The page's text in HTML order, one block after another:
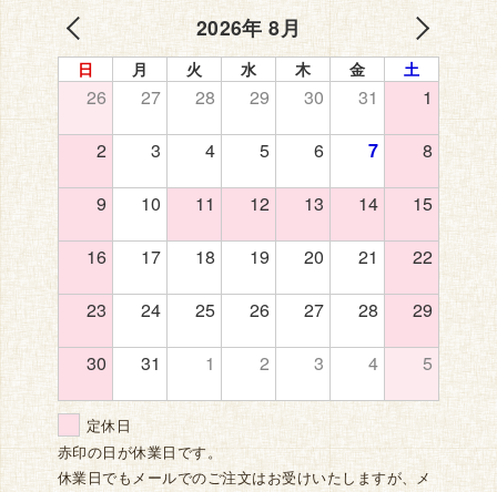
2026年 8月
日 月 火 水 木 金 土
26 27 28 29 30 31 1
2 3 4 5 6 7 8
9 10 11 12 13 14 15
16 17 18 19 20 21 22
23 24 25 26 27 28 29
30 31 1 2 3 4 5
定休日
赤印の日が休業日です。
休業日でもメールでのご注文はお受けいたしますが、メ